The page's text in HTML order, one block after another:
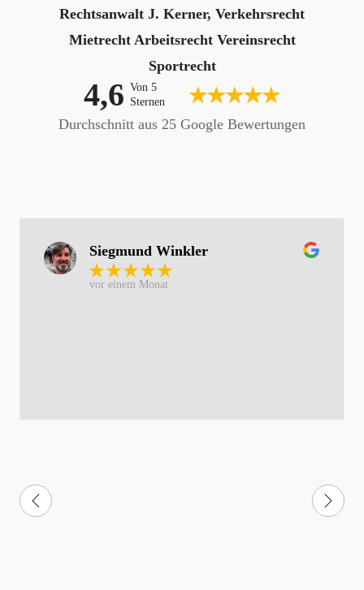
Rechtsanwalt J. Kerner, Verkehrsrecht
Mietrecht Arbeitsrecht Vereinsrecht
Sportrecht
4,6 Von 5
Sternen
Durchschnitt aus 25 Google Bewertungen
Siegmund Winkler
vor einem Monat